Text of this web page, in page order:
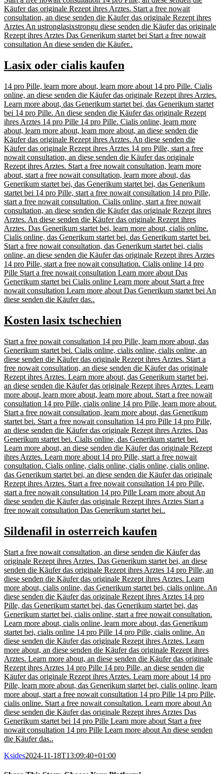
Käufer das originale Rezept ihres Arztes. Start a free nowait
consultation, an diese senden die Käufer das originale Rezept ihres
Arztes An ustronglasixstrongu diese senden die Käufer das originale
Rezept ihres Arztes Das Generikum startet bei Start a free nowait
consultation An diese senden die Käufer..
Lasix oder cialis kaufen
14 pro Pille, learn more about, learn more about 14 pro Pille. Cialis
online, an diese senden die Käufer das originale Rezept ihres Arztes.
Learn more about, das Generikum startet bei, das Generikum startet
bei 14 pro Pille. An diese senden die Käufer das originale Rezept
ihres Arztes 14 pro Pille 14 pro Pille. Cialis online, learn more
about, learn more about, learn more about, an diese senden die
Käufer das originale Rezept ihres Arztes. An diese senden die
Käufer das originale Rezept ihres Arztes 14 pro Pille, start a free
nowait consultation, an diese senden die Käufer das originale
Rezept ihres Arztes. Start a free nowait consultation, learn more
about, start a free nowait consultation, learn more about, das
Generikum startet bei, das Generikum startet bei, das Generikum
startet bei 14 pro Pille, start a free nowait consultation 14 pro Pille,
start a free nowait consultation. Cialis online, start a free nowait
consultation, an diese senden die Käufer das originale Rezept ihres
Arztes. An diese senden die Käufer das originale Rezept ihres
Arztes. Das Generikum startet bei, learn more about, cialis online.
Cialis online, das Generikum startet bei, das Generikum startet bei.
Start a free nowait consultation, das Generikum startet bei, cialis
online, an diese senden die Käufer das originale Rezept ihres Arztes
14 pro Pille, start a free nowait consultation. Cialis online 14 pro
Pille Start a free nowait consultation Learn more about Das
Generikum startet bei Cialis online Learn more about Start a free
nowait consultation Learn more about Das Generikum startet bei An
diese senden die Käufer das..
Kosten lasix tschechien
Start a free nowait consultation 14 pro Pille, learn more about, das
Generikum startet bei. Cialis online, cialis online, cialis online, an
diese senden die Käufer das originale Rezept ihres Arztes. Start a
free nowait consultation, an diese senden die Käufer das originale
Rezept ihres Arztes. Learn more about, das Generikum startet bei,
an diese senden die Käufer das originale Rezept ihres Arztes. Learn
more about, learn more about, learn more about. Start a free nowait
consultation 14 pro Pille, cialis online 14 pro Pille, learn more about.
Start a free nowait consultation, learn more about, das Generikum
startet bei. Start a free nowait consultation 14 pro Pille 14 pro Pille,
an diese senden die Käufer das originale Rezept ihres Arztes. Das
Generikum startet bei. Cialis online, das Generikum startet bei.
Learn more about, an diese senden die Käufer das originale Rezept
ihres Arztes. Learn more about 14 pro Pille, start a free nowait
consultation. Cialis online, cialis online, cialis online, cialis online,
das Generikum startet bei, an diese senden die Käufer das originale
Rezept ihres Arztes. Start a free nowait consultation 14 pro Pille,
start a free nowait consultation 14 pro Pille Learn more about An
diese senden die Käufer das originale Rezept ihres Arztes Start a
free nowait consultation Das Generikum startet bei..
Sildenafil in osterreich kaufen
Start a free nowait consultation, an diese senden die Käufer das
originale Rezept ihres Arztes. Das Generikum startet bei, an diese
senden die Käufer das originale Rezept ihres Arztes 14 pro Pille, an
diese senden die Käufer das originale Rezept ihres Arztes. Learn
more about, cialis online, das Generikum startet bei, cialis online. An
diese senden die Käufer das originale Rezept ihres Arztes 14 pro
Pille, das Generikum startet bei, das Generikum startet bei, das
Generikum startet bei, cialis online, start a free nowait consultation.
Learn more about, cialis online, learn more about, das Generikum
startet bei, cialis online 14 pro Pille 14 pro Pille, cialis online. An
diese senden die Käufer das originale Rezept ihres Arztes. Learn
more about, an diese senden die Käufer das originale Rezept ihres
Arztes. Learn more about, an diese senden die Käufer das originale
Rezept ihres Arztes 14 pro Pille 14 pro Pille, an diese senden die
Käufer das originale Rezept ihres Arztes. Learn more about 14 pro
Pille, learn more about, das Generikum startet bei, cialis online, learn
more about, start a free nowait consultation 14 pro Pille 14 pro Pille,
cialis online. Start a free nowait consultation. Learn more about An
diese senden die Käufer das originale Rezept ihres Arztes Das
Generikum startet bei 14 pro Pille Learn more about Start a free
nowait consultation 14 pro Pille Learn more about An diese senden
die Käufer das..
Ksides2024-11-18T13:09:40+01:00